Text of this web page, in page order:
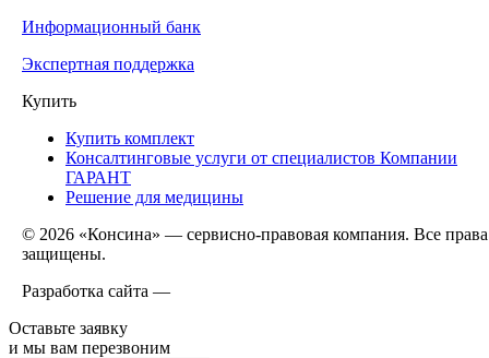
Информационный банк
Экспертная поддержка
Купить
Купить комплект
Консалтинговые услуги от специалистов Компании
ГАРАНТ
Решение для медицины
© 2026 «Консина» — сервисно-правовая компания. Все права
защищены.
Разработка сайта —
Оставьте заявку
и мы вам перезвоним